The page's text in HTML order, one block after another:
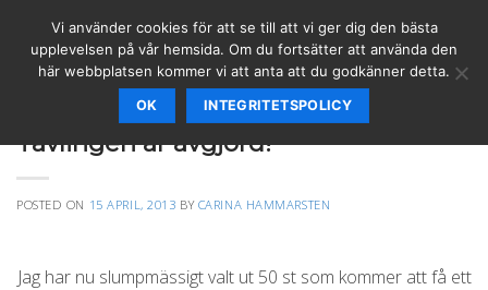
content
Tävlingen är avgjord!
POSTED ON 15 APRIL, 2013 BY CARINA HAMMARSTEN
Jag har nu slumpmässigt valt ut 50 st som kommer att få ett
Vi använder cookies för att se till att vi ger dig den bästa
upplevelsen på vår hemsida. Om du fortsätter att använda den
här webbplatsen kommer vi att anta att du godkänner detta.
OK INTEGRITETSPOLICY